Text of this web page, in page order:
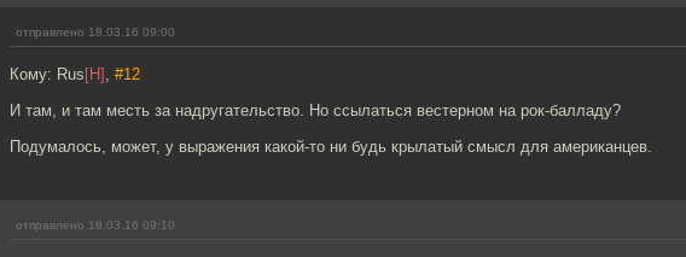
отправлено 18.03.16 09:00
Кому: Rus [H] , #12
И там, и там месть за надругательство. Но ссылаться вестерном на рок-балладу?
Подумалось, может, у выражения какой-то ни будь крылатый смысл для американцев.
отправлено 18.03.16 09:10